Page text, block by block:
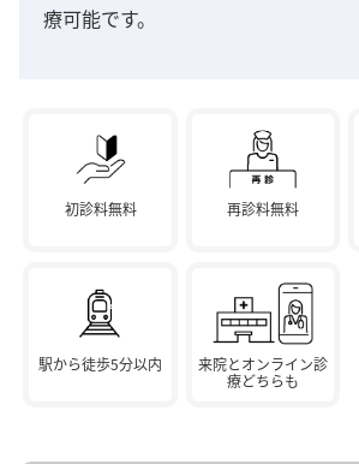
療可能です。
初診料無料 再診料無料
駅から徒歩5分以内
来院とオンライン診
療どちらも